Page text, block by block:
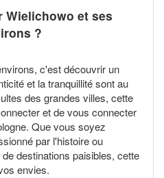
et ses
?
c'est découvrir un
et la tranquillité sont au
des grandes villes, cette
et de vous connecter
Que vous soyez
par l'histoire ou
destinations paisibles, cette
envies.